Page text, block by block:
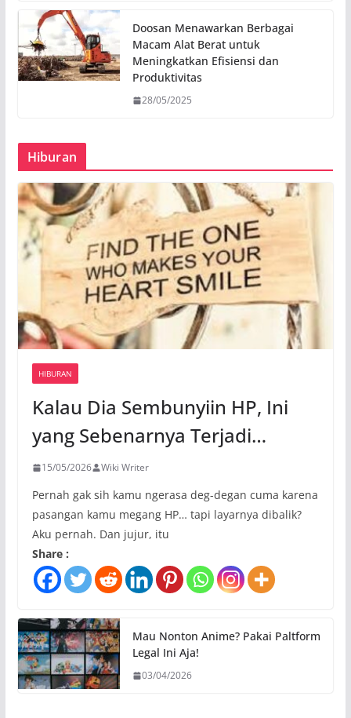
Doosan Menawarkan Berbagai
Macam Alat Berat untuk
Meningkatkan Efisiensi dan
Produktivitas
28/05/2025
Hiburan
HIBURAN
Kalau Dia Sembunyiin HP, Ini
yang Sebenarnya Terjadi…
15/05/2026 Wiki Writer
Pernah gak sih kamu ngerasa deg-degan cuma karena
pasangan kamu megang HP… tapi layarnya dibalik?
Aku pernah. Dan jujur, itu
Share :
Mau Nonton Anime? Pakai Paltform
Legal Ini Aja!
03/04/2026